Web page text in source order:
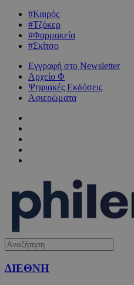
#Καιρός
#Τζόκερ
#Φαρμακεία
#Σκίτσο
Εγγραφή στο Newsletter
Αρχείο Φ
Ψηφιακές Εκδόσεις
Αφιερώματα
ΔΙΕΘΝΗ